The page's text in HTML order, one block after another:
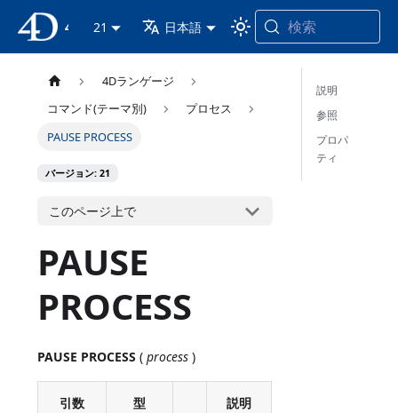
21 日本語 検索
4Dランゲージ
コマンド(テーマ別)
プロセス
PAUSE PROCESS
バージョン: 21
このページ上で
PAUSE
PROCESS
PAUSE PROCESS (process )
引数 型 説明
説明
参照
プロパ
ティ